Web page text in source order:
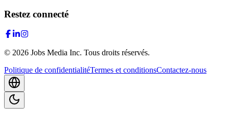
Restez connecté
© 2026 Jobs Media Inc. Tous droits réservés.
Politique de confidentialitéTermes et conditionsContactez-nous